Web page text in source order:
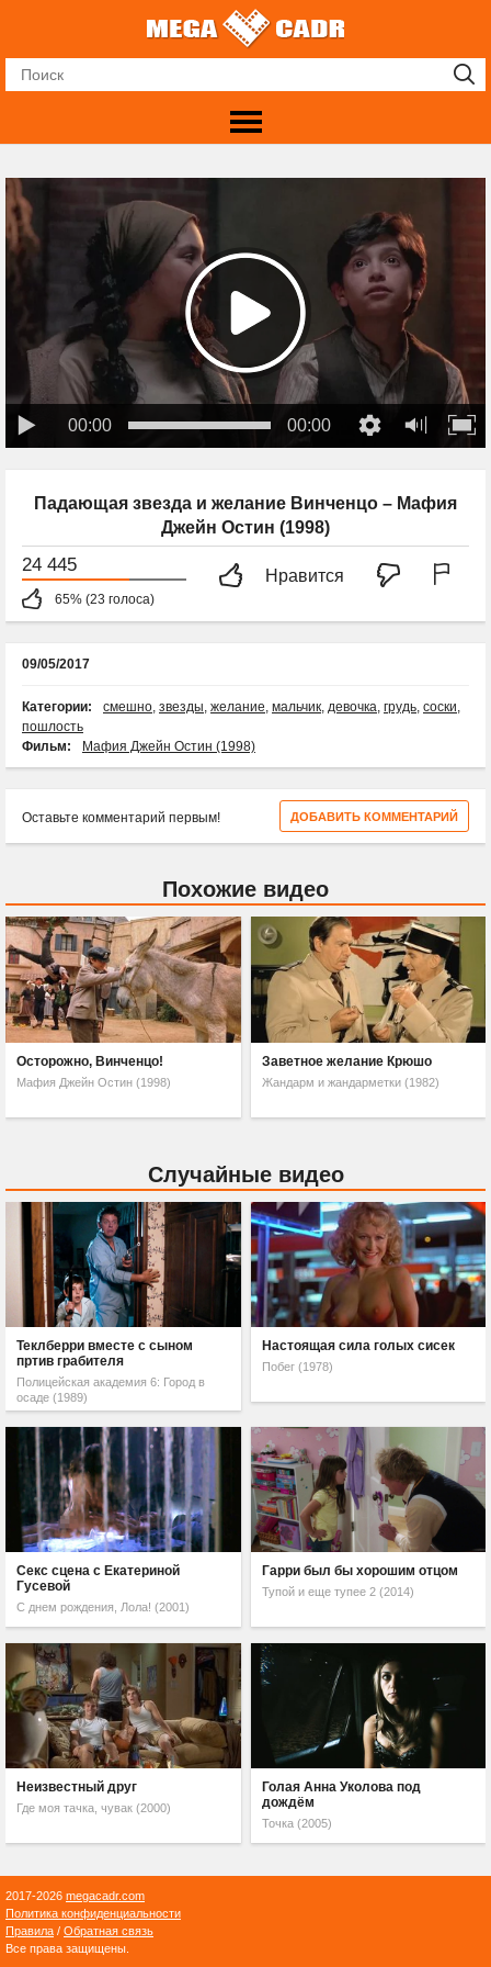
00:00 00:00
Падающая звезда и желание Винченцо – Мафия
Джейн Остин (1998)
24 445
65% (23 голоса)
Нравится
09/05/2017
Категории: смешно, звезды, желание, мальчик, девочка, грудь, соски,
пошлость
Фильм:
Мафия Джейн Остин (1998)
ДОБАВИТЬ КОММЕНТАРИЙ
Оставьте комментарий первым!
Похожие видео
Осторожно, Винченцо!
Мафия Джейн Остин (1998)
Заветное желание Крюшо
Жандарм и жандарметки (1982)
Случайные видео
Теклберри вместе с сыном
пртив грабителя
Полицейская академия 6: Город в
осаде (1989)
Настоящая сила голых сисек
Побег (1978)
Секс сцена с Екатериной
Гусевой
С днем рождения, Лола! (2001)
Гарри был бы хорошим отцом
Тупой и еще тупее 2 (2014)
Неизвестный друг
Где моя тачка, чувак (2000)
Голая Анна Уколова под
дождём
Точка (2005)
2017-2026 megacadr.com
Политика конфиденциальности
Правила / Обратная связь
Все права защищены.